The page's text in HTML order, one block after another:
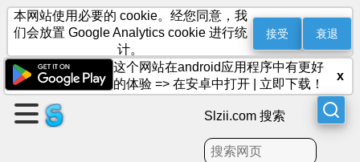
创
建
页
面
本网站使用必要的 cookie。经您同意，我
们会放置 Google Analytics cookie 进行统
计。
接受 衰退
这个网站在android应用程序中有更好
的体验 => 在安卓中打开 立即下载！
x
Slzii.com 搜索